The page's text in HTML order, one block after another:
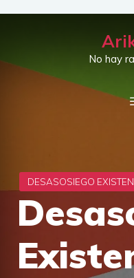
Saltar
No hay